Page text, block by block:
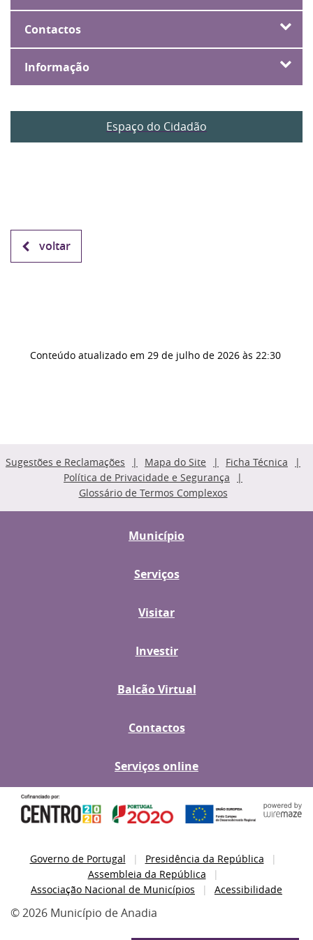
Contactos
Informação
Espaço do Cidadão
voltar
Conteúdo atualizado em 29 de julho de 2026 às 22:30
Sugestões e Reclamações Mapa do Site
Ficha Técnica
Política de Privacidade e Segurança
Glossário de Termos Complexos
Município
Serviços
Visitar
Investir
Balcão Virtual
Contactos
Serviços online
Governo de Portugal
Presidência da República
Assembleia da República
Associação Nacional de Municípios
Acessibilidade
© 2026 Município de Anadia